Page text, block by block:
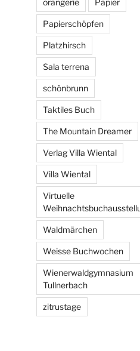
orangerie Papier
Papierschöpfen
Platzhirsch
Sala terrena
schönbrunn
Taktiles Buch
The Mountain Dreamer
Verlag Villa Wiental
Villa Wiental
Virtuelle
Waldmärchen
Weisse Buchwochen
Wienerwaldgymnasium
Tullnerbach
zitrustage